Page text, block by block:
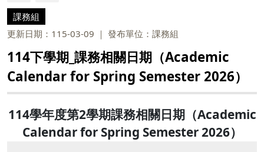
課務組
更新日期：115-03-09
發布單位：課務組
114下學期_課務相關日期（Academic
Calendar for Spring Semester 2026）
114學年度第2學期課務相關日期（Academic
Calendar for Spring Semester 2026）